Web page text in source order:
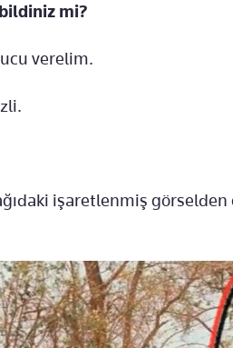
mi?
verelim.
işaretlenmiş